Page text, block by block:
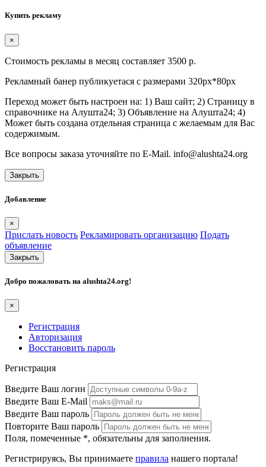
Купить рекламу
×
Стоимость рекламы в месяц составляет 3500 р.
Рекламный банер публикуетася с размерами 320px*80px
Переход может быть настроен на: 1) Ваш сайт; 2) Страницу в
справочнике на Алушта24; 3) Объявление на Алушта24; 4)
Может быть создана отдельная страница с желаемым для Вас
содержимым.
Все вопросы заказа уточняйте по E-Mail. info@alushta24.org
Закрыть
Добавление
×
Прислать новость Рекламировать организацию Подать
объявление
Закрыть
Добро пожаловать на alushta24.org!
×
Регистрация
Авторизация
Восстановить пароль
Регистрация
Введите Ваш логин
Введите Ваш E-Mail
Введите Ваш пароль
Повторите Ваш пароль
Поля, помеченные *, обязательны для заполнения.
Регистрируясь, Вы принимаете правила нашего портала!